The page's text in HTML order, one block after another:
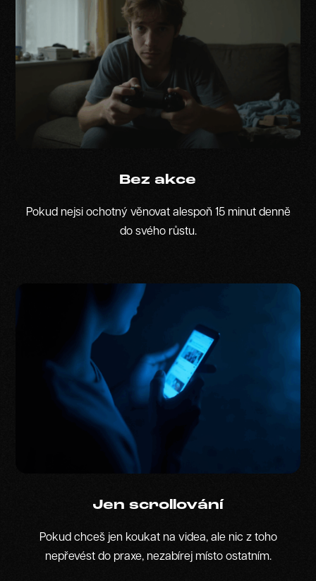
Bez akce
Pokud nejsi ochotný věnovat alespoň 15 minut denně
do svého růstu.
Jen scrollování
Pokud chceš jen koukat na videa, ale nic z toho
nepřevést do praxe, nezabírej místo ostatním.